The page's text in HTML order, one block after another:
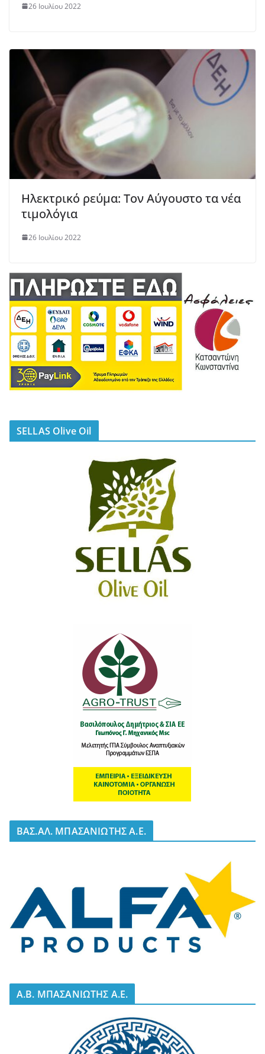
26 Ιουλίου 2022
Ηλεκτρικό ρεύμα: Τον Αύγουστο τα νέα
τιμολόγια
26 Ιουλίου 2022
SELLAS Olive Oil
BΑΣ.ΑΛ. ΜΠΑΣΑΝΙΩΤΗΣ Α.Ε.
A.B. ΜΠΑΣΑΝΙΩΤΗΣ Α.Ε.